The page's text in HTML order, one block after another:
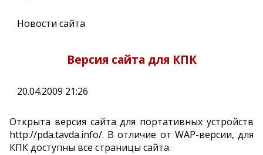
Новости сайта
Версия сайта для КПК
20.04.2009 21:26
Открыта версия сайта для портативных устройств
http://pda.tavda.info/. В отличие от WAP-версии, для
КПК доступны все страницы сайта.